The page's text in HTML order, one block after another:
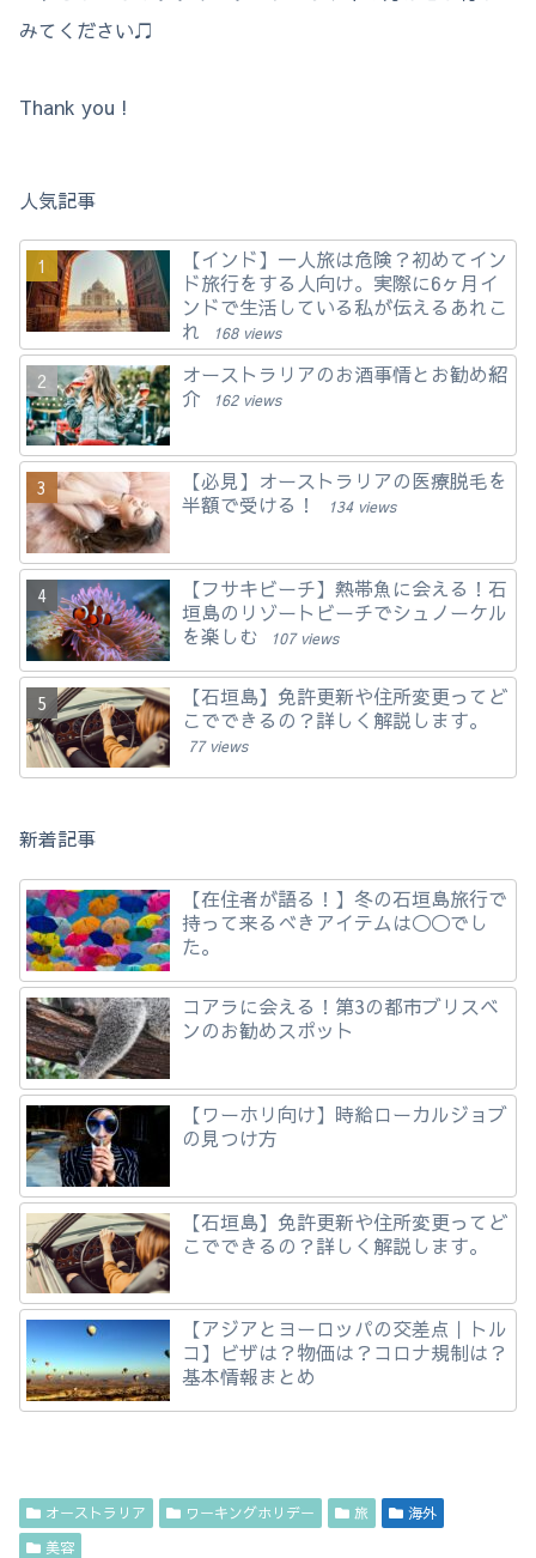
みてください♫
Thank you !
人気記事
【インド】一人旅は危険？初めてイン
ド旅行をする人向け。実際に6ヶ月イ
ンドで生活している私が伝えるあれこ
れ
168 views
オーストラリアのお酒事情とお勧め紹
介
162 views
【必見】オーストラリアの医療脱毛を
半額で受ける！
134 views
【フサキビーチ】熱帯魚に会える！石
垣島のリゾートビーチでシュノーケル
を楽しむ
107 views
【石垣島】免許更新や住所変更ってど
こでできるの？詳しく解説します。
77 views
新着記事
【在住者が語る！】冬の石垣島旅行で
持って来るべきアイテムは◯◯でし
た。
コアラに会える！第3の都市ブリスベ
ンのお勧めスポット
【ワーホリ向け】時給ローカルジョブ
の見つけ方
【石垣島】免許更新や住所変更ってど
こでできるの？詳しく解説します。
【アジアとヨーロッパの交差点｜トル
コ】ビザは？物価は？コロナ規制は？
基本情報まとめ
オーストラリア ワーキングホリデー 旅
海外
美容